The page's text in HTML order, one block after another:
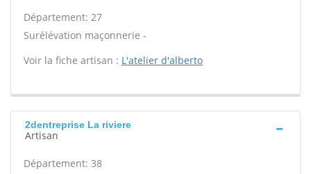
Département: 27
Surélévation maçonnerie -
Voir la fiche artisan : L'atelier d'alberto
2dentreprise La riviere
Artisan
Département: 38